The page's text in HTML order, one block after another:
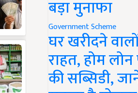
बड़ा मुनाफा
Government Scheme
घर खरीदने
राहत, होम
की सब्सिडी,